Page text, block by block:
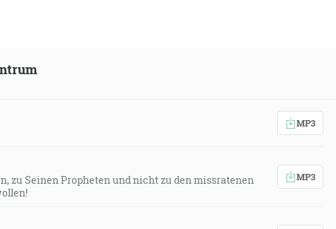
MP3
zu Seinen Propheten und nicht zu den missratenen
MP3